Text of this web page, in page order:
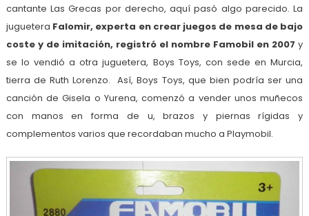
cantante Las Grecas por derecho, aquí pasó algo parecido. La
juguetera Falomir, experta en crear juegos de mesa de bajo
coste y de imitación, registró el nombre Famobil en 2007 y
se lo vendió a otra juguetera, Boys Toys, con sede en Murcia,
tierra de Ruth Lorenzo. Así, Boys Toys, que bien podría ser una
canción de Gisela o Yurena, comenzó a vender unos muñecos
con manos en forma de u, brazos y piernas rígidas y
complementos varios que recordaban mucho a Playmobil.